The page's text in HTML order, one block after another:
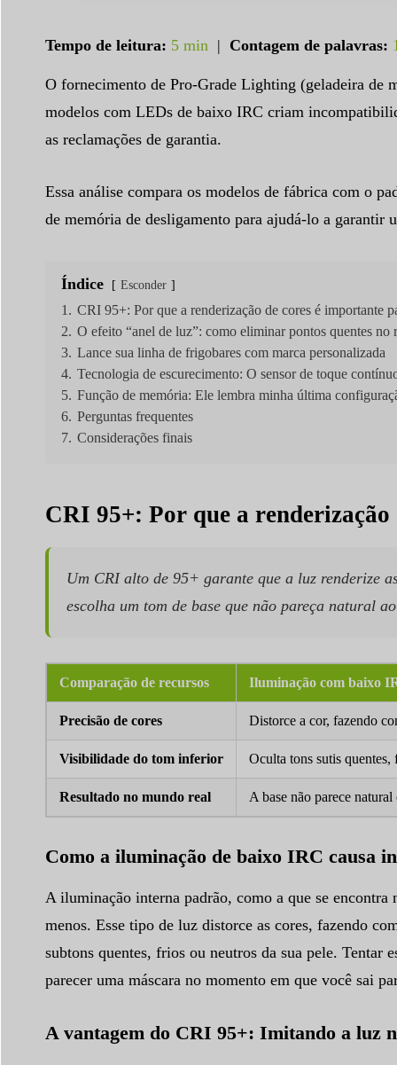
Tempo de leitura: 5 min| Contagem de palavras:
O fornecimento de Pro-Grade Lighting (geladeira de
modelos com LEDs de baixo IRC criam
as reclamações de garantia.
Essa análise compara os modelos de fábrica com o
de memória de desligamento para ajudá-lo a
Índice Esconder
1. CRI 95+: Por que a renderização de cores é importante
2. O efeito “anel de luz”: como eliminar pontos quentes no
3. Lance sua linha de frigobares com marca personalizada
4. Tecnologia de escurecimento: O sensor de toque
5. Função de memória: Ele lembra minha última
6. Perguntas frequentes
7. Considerações finais
CRI 95+: Por que a
Um CRI alto de 95+ garante que a luz renderize
escolha um tom de base que não pareça natural
Comparação de recursos Iluminação com baixo
Precisão de cores Distorce a cor, fazendo
Visibilidade do tom inferior Oculta tons sutis quentes,
Resultado no mundo real A base não parece
Como a iluminação de baixo IRC causa
A iluminação interna padrão, como a que se
menos. Esse tipo de luz distorce as cores, fazendo
subtons quentes, frios ou neutros da sua pele. Tentar
parecer uma máscara no momento em que você sai
A vantagem do CRI 95+: Imitando a luz